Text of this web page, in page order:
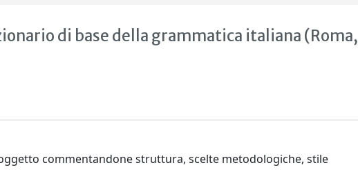
di base della grammatica italiana (Roma,
commentandone struttura, scelte metodologiche, stile